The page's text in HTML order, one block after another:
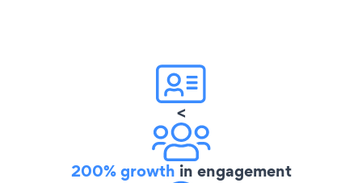
<
200% growth in engagement